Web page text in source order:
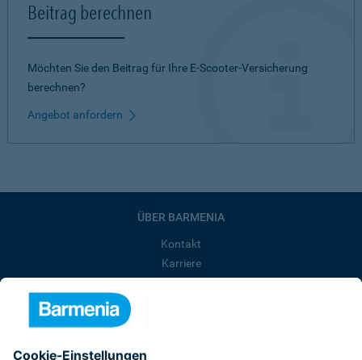
Beitrag berechnen
Möchten Sie den Beitrag für Ihre E-Scooter-Versicherung
berechnen?
Angebot anfordern
ÜBER BARMENIA
Kontakt
Karriere